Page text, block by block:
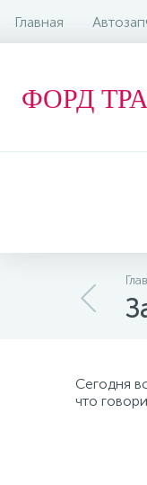
Главная
ФОРД
Сегодня
что